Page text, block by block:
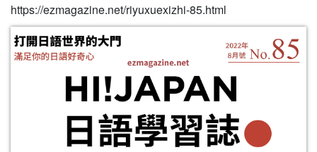
https://ezmagazine.net/riyuxuexizhi-85.html